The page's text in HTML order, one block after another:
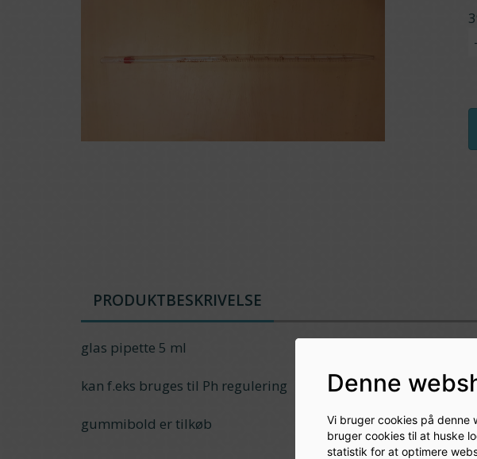
Denne
Vi bruger cookies på denne
bruger cookies til at huske
statistik for at optimere
-
PRODUKTBESKRIVELSE
glas pipette 5 ml
kan f.eks bruges til Ph regulering
gummibold er tilkøb